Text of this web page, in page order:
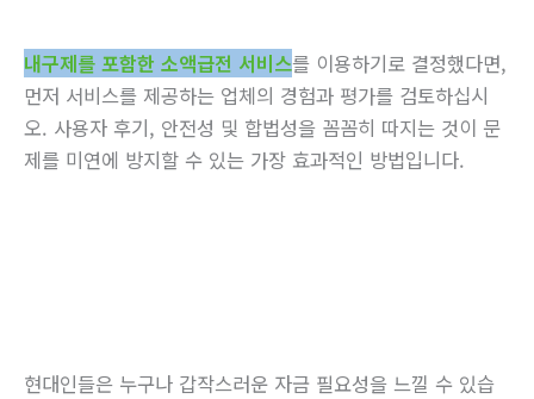
내구제를 포함한 소액급전 서비스를 이용하기로 결정했다면,
먼저 서비스를 제공하는 업체의 경험과 평가를 검토하십시
오. 사용자 후기, 안전성 및 합법성을 꼼꼼히 따지는 것이 문
제를 미연에 방지할 수 있는 가장 효과적인 방법입니다.
현대인들은 누구나 갑작스러운 자금 필요성을 느낄 수 있습